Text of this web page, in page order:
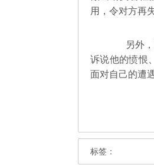
用，令对方再
另外，陪
诉说他的愤恨
面对自己的遭
标签：